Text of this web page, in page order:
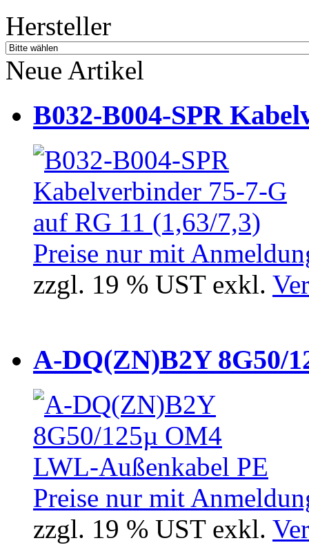
Hersteller
Neue Artikel
B032-B004-SPR
Preise nur mit
zzgl. 19 % UST exkl.
A-DQ(ZN)B2Y 8G50/
Preise nur mit
zzgl. 19 % UST exkl.